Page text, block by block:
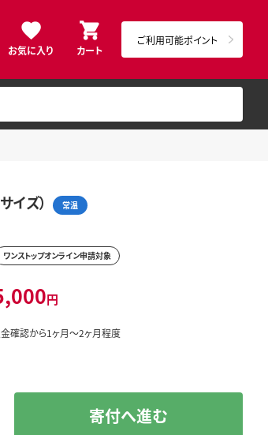
お気に入り カート
ご利用可能ポイント
イズ） 常温
ワンストップオンライン申請対象
円
確認から1ヶ月～2ヶ月程度
寄付へ進む